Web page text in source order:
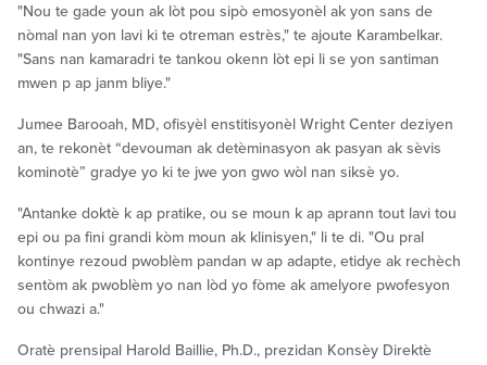
"Nou te gade youn ak lòt pou sipò emosyonèl ak yon sans de
nòmal nan yon lavi ki te otreman estrès," te ajoute Karambelkar.
"Sans nan kamaradri te tankou okenn lòt epi li se yon santiman
mwen p ap janm bliye."
Jumee Barooah, MD, ofisyèl enstitisyonèl Wright Center deziyen
an, te rekonèt “devouman ak detèminasyon ak pasyan ak sèvis
kominotè” gradye yo ki te jwe yon gwo wòl nan siksè yo.
"Antanke doktè k ap pratike, ou se moun k ap aprann tout lavi tou
epi ou pa fini grandi kòm moun ak klinisyen," li te di. "Ou pral
kontinye rezoud pwoblèm pandan w ap adapte, etidye ak rechèch
sentòm ak pwoblèm yo nan lòd yo fòme ak amelyore pwofesyon
ou chwazi a."
Oratè prensipal Harold Baillie, Ph.D., prezidan Konsèy Direktè